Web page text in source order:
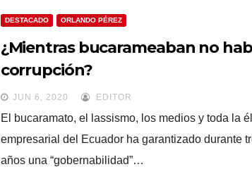
DESTACADO ORLANDO PÉREZ
¿Mientras bucarameaban no
corrupción?
JUN 6, 2020 EDITOR
El bucaramato, el lassismo, los medios y toda la
empresarial del Ecuador ha garantizado durante
años una “gobernabilidad”…